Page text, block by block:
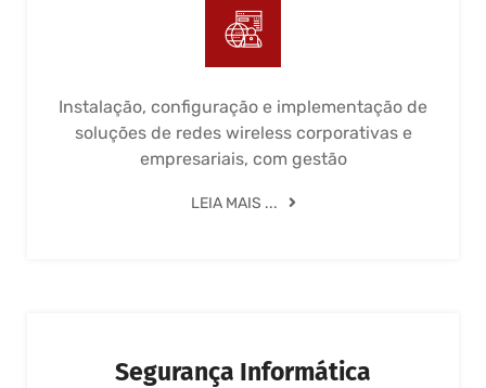
Instalação, configuração e implementação de
soluções de redes wireless corporativas e
empresariais, com gestão
LEIA MAIS ...
Segurança Informática